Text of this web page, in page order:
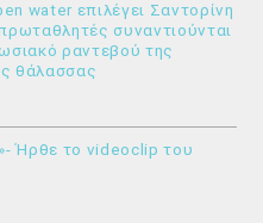
water επιλέγει Σαντορίνη
συναντιούνται
ραντεβού της
θάλασσας
Ήρθε το videoclip του